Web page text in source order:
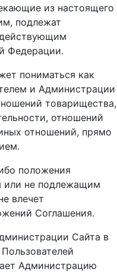
из настоящего
подлежат
Федерации.
пониматься как
и Администрации
товарищества,
отношений
отношений, прямо
положения
или не подлежащим
влечет
Соглашения.
Сайта в
Администрацию